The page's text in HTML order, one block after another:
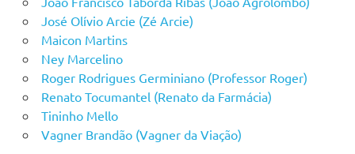
José Olívio Arcie (Zé Arcie)
Maicon Martins
Ney Marcelino
Roger Rodrigues Germiniano (Professor Roger)
Renato Tocumantel (Renato da Farmácia)
Tininho Mello
Vagner Brandão (Vagner da Viação)